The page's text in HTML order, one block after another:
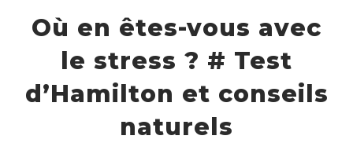
Où en êtes-vous avec
le stress ? # Test
d’Hamilton et conseils
naturels